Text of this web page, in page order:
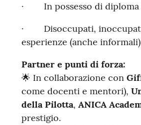
· In possesso di diploma
· Disoccupati, inoccupati,
esperienze (anche
Partner e punti di forza:
🌟 In collaborazione con
come docenti e mentori),
della Pilotta, ANICA
prestigio.